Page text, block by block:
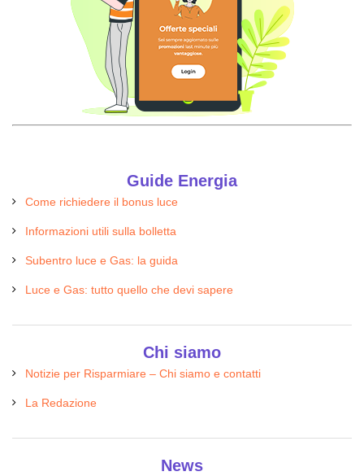
Guide Energia
Come richiedere il bonus luce
Informazioni utili sulla bolletta
Subentro luce e Gas: la guida
Luce e Gas: tutto quello che devi sapere
Chi siamo
Notizie per Risparmiare – Chi siamo e contatti
La Redazione
News